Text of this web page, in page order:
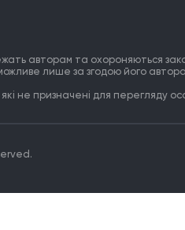
авторам та охороняються
лише за згодою його
не призначені для перегляду